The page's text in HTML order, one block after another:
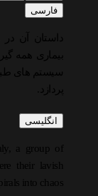
فارسی
بیماری همه
سیستم های
پردازد.
انگلیسی
a group of
their lavish
into chaos.